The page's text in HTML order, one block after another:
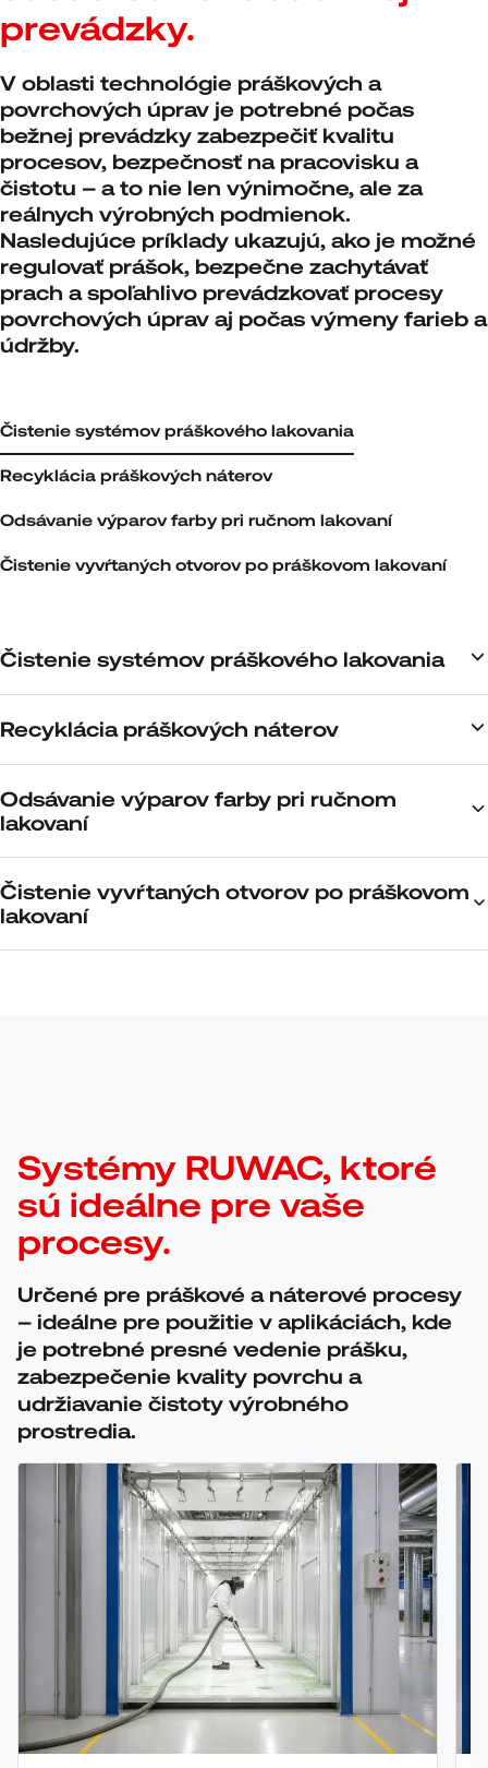
prevádzky.
V oblasti technológie práškových a
povrchových úprav je potrebné počas
bežnej prevádzky zabezpečiť kvalitu
procesov, bezpečnosť na pracovisku a
čistotu – a to nie len výnimočne, ale za
reálnych výrobných podmienok.
Nasledujúce príklady ukazujú, ako je možné
regulovať prášok, bezpečne zachytávať
prach a spoľahlivo prevádzkovať procesy
povrchových úprav aj počas výmeny farieb a
údržby.
Čistenie systémov práškového lakovania
Recyklácia práškových náterov
Odsávanie výparov farby pri ručnom lakovaní
Čistenie vyvŕtaných otvorov po práškovom lakovaní
Čistenie systémov práškového lakovania
Recyklácia práškových náterov
Odsávanie výparov farby pri ručnom
lakovaní
Čistenie vyvŕtaných otvorov po práškovom
lakovaní
Systémy RUWAC, ktoré
sú ideálne pre vaše
procesy.
Určené pre práškové a náterové procesy
– ideálne pre použitie v aplikáciách, kde
je potrebné presné vedenie prášku,
zabezpečenie kvality povrchu a
udržiavanie čistoty výrobného
prostredia.